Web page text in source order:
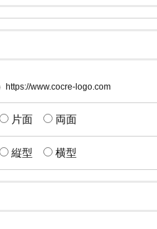
https://www.cocre-logo.com
片面 両面
縦型 横型